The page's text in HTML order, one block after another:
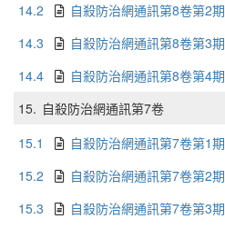
14.2
自殺防治網通訊第8卷第2期
14.3
自殺防治網通訊第8卷第3期
14.4
自殺防治網通訊第8卷第4期
15. 自殺防治網通訊第7卷
15.1
自殺防治網通訊第7卷第1期
15.2
自殺防治網通訊第7卷第2期
15.3
自殺防治網通訊第7卷第3期